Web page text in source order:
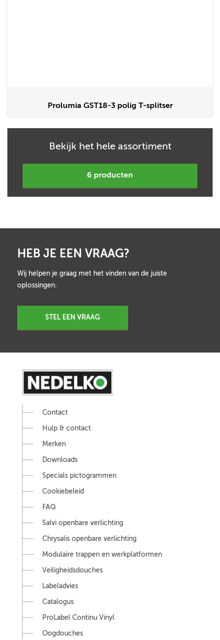
Prolumia GST18-3 polig T-splitser
Bekijk het hele assortiment
6 producten
HEB JE EEN VRAAG?
Wij helpen je graag met het vinden van de juiste
oplossingen.
STEL EEN VRAAG
Contact
Hulp & contact
Merken
Downloads
Specials pictogrammen
Cookiebeleid
FAQ
Salvi openbare verlichting
Chrysalis openbare verlichting
Modulaire trappen en werkplatformen
Veiligheidsdouches
Labeladvies
Catalogus
ProLabel Continu Vinyl
Oogdouches